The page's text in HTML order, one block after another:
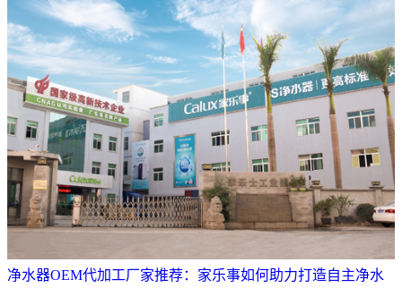
净水器OEM代加工厂家推荐：家乐事如何助力打造自主净水